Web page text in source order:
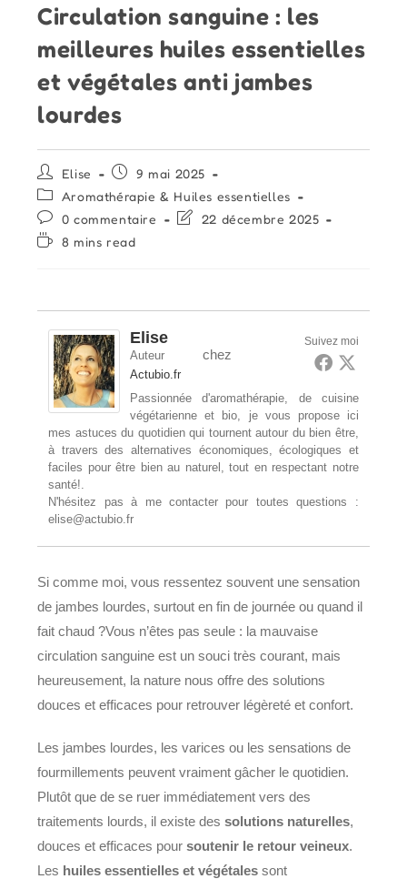
Circulation sanguine : les
meilleures huiles essentielles
et végétales anti jambes
lourdes
Auteur/autrice
de
publication :
Elise
Publication
publiée :
9 mai 2025
Post
category:
Aromathérapie & Huiles essentielles
Commentaires
de
la
0 commentaire
Dernière
22 décembre 2025
Temps8 mins read
Suivez moi
Elise
Auteur chez
Actubio.fr
Passionnée d'aromathérapie, de cuisine
végétarienne et bio, je vous propose ici
mes astuces du quotidien qui tournent autour du bien être,
à travers des alternatives économiques, écologiques et
faciles pour être bien au naturel, tout en respectant notre
santé!.
N'hésitez pas à me contacter pour toutes questions :
elise@actubio.fr
Si comme moi, vous ressentez souvent une sensation
de jambes lourdes, surtout en fin de journée ou quand il
fait chaud ?Vous n’êtes pas seule : la mauvaise
circulation sanguine est un souci très courant, mais
heureusement, la nature nous offre des solutions
douces et efficaces pour retrouver légèreté et confort.
Les jambes lourdes, les varices ou les sensations de
fourmillements peuvent vraiment gâcher le quotidien.
Plutôt que de se ruer immédiatement vers des
traitements lourds, il existe dessolutions naturelles,
douces et efficaces poursoutenir le retour veineux.
Les huiles essentielles et végétales sont